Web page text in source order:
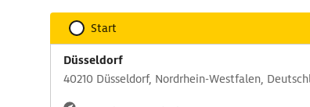
Start
Düsseldorf
40210 Düsseldorf, Nordrhein-Westfalen,